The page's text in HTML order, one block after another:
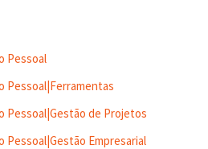
Pessoal
Pessoal|Ferramentas
Pessoal|Gestão de Projetos
Pessoal|Gestão Empresarial